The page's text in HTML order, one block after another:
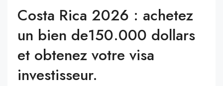
Costa Rica 2026 : achetez
un bien de150.000 dollars
et obtenez votre visa
investisseur.